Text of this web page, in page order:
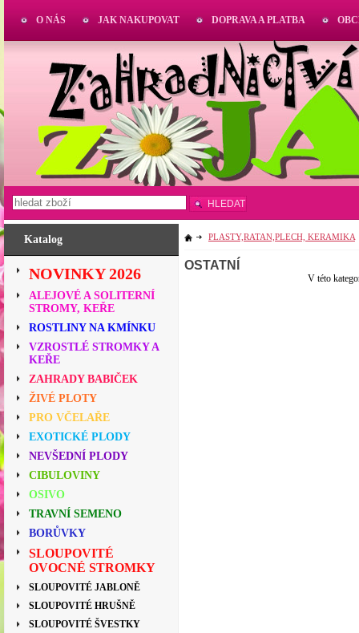
Katalog
NOVINKY 2026
ALEJOVÉ A SOLITERNÍ
STROMY, KEŘE
ROSTLINY NA KMÍNKU
VZROSTLÉ STROMKY A
KEŘE
ZAHRADY BABIČEK
ŽIVÉ PLOTY
PRO VČELAŘE
EXOTICKÉ PLODY
NEVŠEDNÍ PLODY
CIBULOVINY
OSIVO
TRAVNÍ SEMENO
BORŮVKY
SLOUPOVITÉ
OVOCNÉ STROMKY
SLOUPOVITÉ JABLONĚ
SLOUPOVITÉ HRUŠNĚ
SLOUPOVITÉ ŠVESTKY
PLASTY,RATAN,PLECH, KERAMIKA
OSTATNÍ
V této
O NÁS JAK NAKUPOVAT DOPRAVA A PLATBA
HLEDAT